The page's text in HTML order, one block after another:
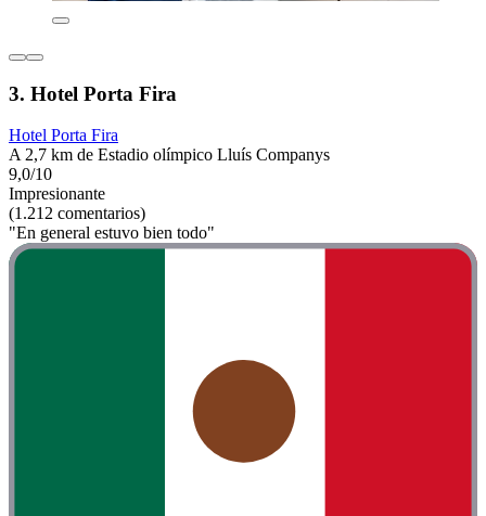
3. Hotel Porta Fira
Hotel Porta Fira
A 2,7 km de Estadio olímpico Lluís Companys
9,0/10
Impresionante
(1.212 comentarios)
"En general estuvo bien todo"